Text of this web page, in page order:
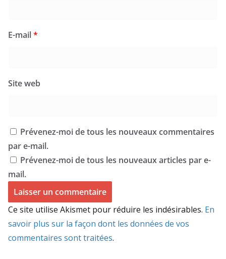
E-mail*
Site web
Prévenez-moi de tous les nouveaux commentaires
par e-mail.
Prévenez-moi de tous les nouveaux articles par e-
mail.
Ce site utilise Akismet pour réduire les indésirables. En
savoir plus sur la façon dont les données de vos
commentaires sont traitées.